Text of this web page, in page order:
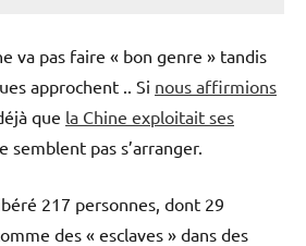
va pas faire « bon genre » tandis
approchent .. Si nous affirmions
que la Chine exploitait ses
semblent pas s’arranger.
217 personnes, dont 29
des « esclaves » dans des